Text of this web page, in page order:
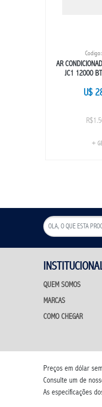
AR
JC1 12000
U$
+
QUEM SOMOS
MARCAS
COMO CHEGAR
Preços em dólar
Consulte um de
As especificações